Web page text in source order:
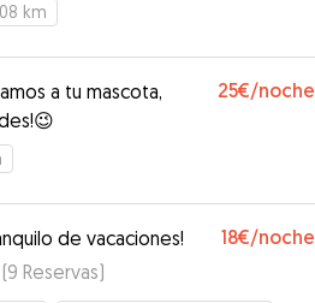
km
a tu mascota,
25€/noche
de vacaciones! 18€/noche
(9 Reservas)